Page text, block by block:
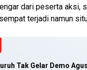
dari peserta aksi,
terjadi namun
Tak Gelar Demo